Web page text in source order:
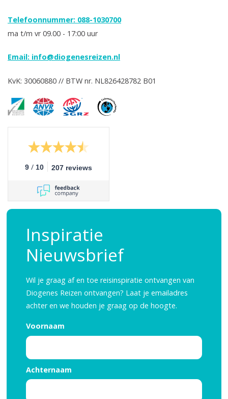
Telefoonnummer: 088-1030700
ma t/m vr 09.00 - 17:00 uur
Email: info@diogenesreizen.nl
KvK: 30060880 // BTW nr. NL826428782 B01
9 / 10 207 reviews
Inspiratie
Nieuwsbrief
Wil je graag af en toe reisinspiratie ontvangen van
Diogenes Reizen ontvangen? Laat je emailadres
achter en we houden je graag op de hoogte.
Voornaam
Achternaam